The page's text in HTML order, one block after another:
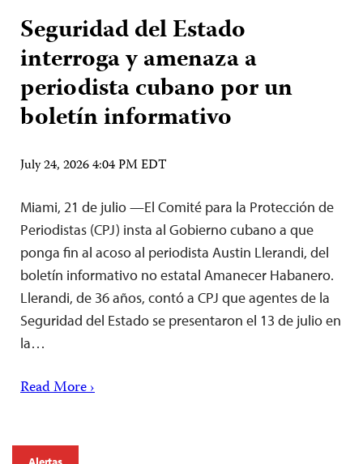
Seguridad del Estado
interroga y amenaza a
periodista cubano por un
boletín informativo
July 24, 2026 4:04 PM EDT
Miami, 21 de julio —El Comité para la Protección de
Periodistas (CPJ) insta al Gobierno cubano a que
ponga fin al acoso al periodista Austin Llerandi, del
boletín informativo no estatal Amanecer Habanero.
Llerandi, de 36 años, contó a CPJ que agentes de la
Seguridad del Estado se presentaron el 13 de julio en
la…
Read More ›